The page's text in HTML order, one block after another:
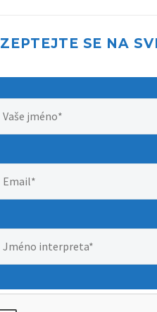
ZEPTEJTE SE NA